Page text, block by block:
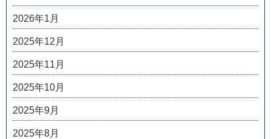
2026年1月
2025年12月
2025年11月
2025年10月
2025年9月
2025年8月